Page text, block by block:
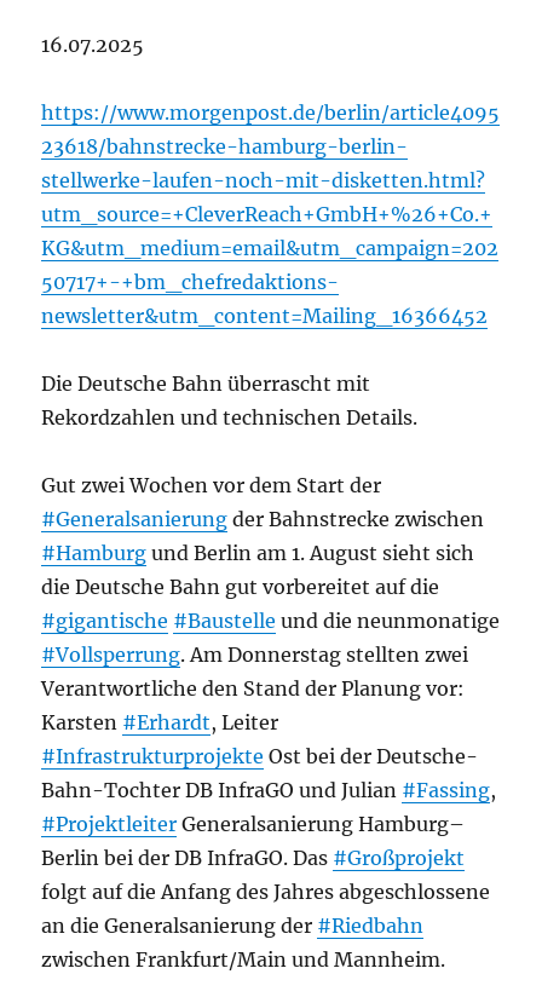
16.07.2025
https://www.morgenpost.de/berlin/article4095
23618/bahnstrecke-hamburg-berlin-
stellwerke-laufen-noch-mit-disketten.html?
utm_source=+CleverReach+GmbH+%26+Co.+
KG&utm_medium=email&utm_campaign=202
50717+-+bm_chefredaktions-
newsletter&utm_content=Mailing_16366452
Die Deutsche Bahn überrascht mit
Rekordzahlen und technischen Details.
Gut zwei Wochen vor dem Start der
#Generalsanierung der Bahnstrecke zwischen
#Hamburg und Berlin am 1. August sieht sich
die Deutsche Bahn gut vorbereitet auf die
#gigantische #Baustelle und die neunmonatige
#Vollsperrung. Am Donnerstag stellten zwei
Verantwortliche den Stand der Planung vor:
Karsten #Erhardt, Leiter
#Infrastrukturprojekte Ost bei der Deutsche-
Bahn-Tochter DB InfraGO und Julian #Fassing,
#Projektleiter Generalsanierung Hamburg–
Berlin bei der DB InfraGO. Das #Großprojekt
folgt auf die Anfang des Jahres abgeschlossene
an die Generalsanierung der #Riedbahn
zwischen Frankfurt/Main und Mannheim.